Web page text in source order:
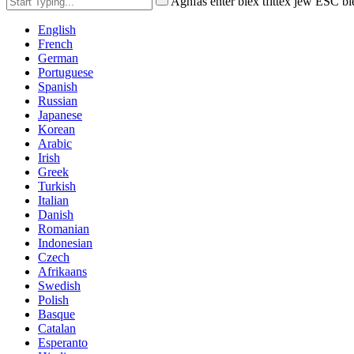
English
French
German
Portuguese
Spanish
Russian
Japanese
Korean
Arabic
Irish
Greek
Turkish
Italian
Danish
Romanian
Indonesian
Czech
Afrikaans
Swedish
Polish
Basque
Catalan
Esperanto